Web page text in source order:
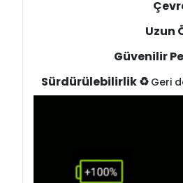
Uzun
Güvenilir
Sürdürülebilirlik ♻️ Geri